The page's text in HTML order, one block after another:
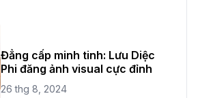
Đẳng cấp minh tinh: Lưu Diệc
Phi đăng ảnh visual cực đỉnh
26 thg 8, 2024